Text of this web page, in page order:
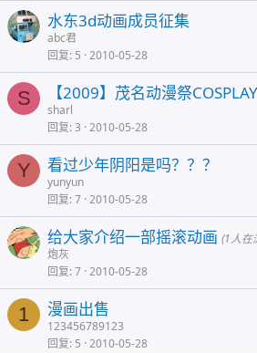
水东3d动画成员征集
abc君
回复 5 2010-05-28
S 【2009】茂名动漫祭
sharl
回复 3 2010-05-28
Y 看过少年阴阳是吗？？？
yunyun
回复 7 2010-05-28
给大家介绍一部摇滚动画 (1人在
炮灰
回复 7 2010-05-28
1 漫画出售
123456789123
回复 5 2010-05-28